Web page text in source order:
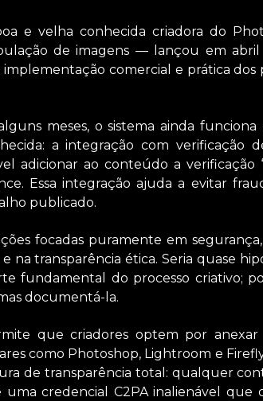
e velha conhecida criadora do
de imagens — lançou em
comercial e prática dos
meses, o sistema ainda
a integração com verificação
adicionar ao conteúdo a verificação
Essa integração ajuda a evitar
publicado.
focadas puramente em
na transparência ética. Seria quase
fundamental do processo criativo;
documentá-la.
que criadores optem por
como Photoshop, Lightroom e
de transparência total: qualquer
credencial C2PA inalienável que